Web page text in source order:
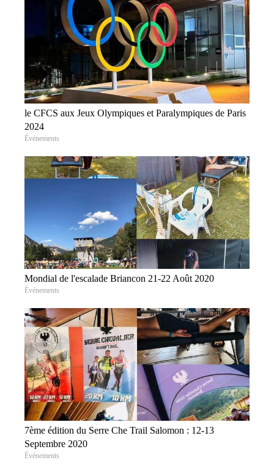
le CFCS aux Jeux Olympiques et Paralympiques de Paris
2024
Événements
Mondial de l'escalade Briancon 21-22 Août 2020
Événements
7ème édition du Serre Che Trail Salomon : 12-13
Septembre 2020
Événements